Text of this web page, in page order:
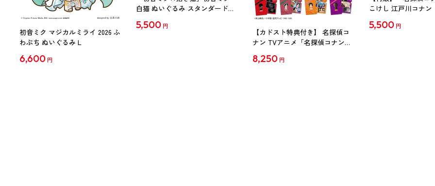
初音ミク マジカルミライ 2026 ふ
わぷち ぬいぐるみ L
6,600 円
白猫 ぬいぐるみ スタンダード
5,500 円
【カドスト特典付き】 名探偵コ
ナン TVアニメ「名探偵コナン」
【1BOX】
8,250 円
こけし 江戸川コナン
5,500 円